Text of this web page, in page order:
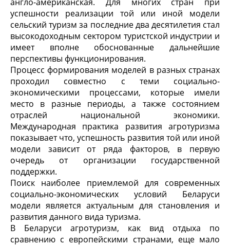
англо-американская. Для многих стран при
успешности реализации той или иной модели
сельский туризм за последние два десятилетия стал
высокодоходным сектором туристской индустрии и
имеет вполне обоснованные дальнейшие
перспективы функционирования.
Процесс формирования моделей в разных странах
проходил совместно с теми социально-
экономическими процессами, которые имели
место в разные периоды, а также состоянием
отраслей национальной экономики.
Международная практика развития агротуризма
показывает что, успешность развития той или иной
модели зависит от ряда факторов, в первую
очередь от организации государственной
поддержки.
Поиск наиболее приемлемой для современных
социально-экономических условий Беларуси
модели является актуальным для становления и
развития данного вида туризма.
В Беларуси агротуризм, как вид отдыха по
сравнению с европейскими странами, еще мало